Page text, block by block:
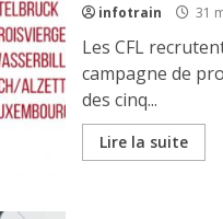
infotrain 31
Les CFL
campagne de
des cinq...
Lire la suite